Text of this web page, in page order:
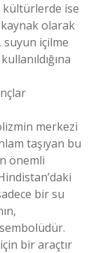
kültürlerde ise
olarak
suyun içilme
merkezi
taşıyan bu
önemli
bir su
bir araçtır